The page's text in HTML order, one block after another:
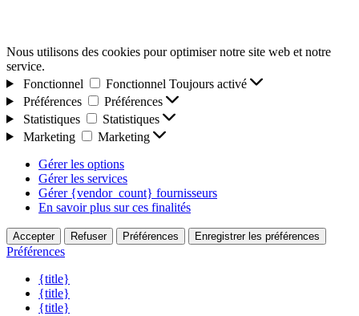
Nous utilisons des cookies pour optimiser notre site web et notre
service.
Fonctionnel
Fonctionnel Toujours activé
Préférences
Préférences
Statistiques
Statistiques
Marketing
Marketing
Gérer les options
Gérer les services
Gérer {vendor_count} fournisseurs
En savoir plus sur ces finalités
Accepter Refuser Préférences Enregistrer les préférences
Préférences
{title}
{title}
{title}